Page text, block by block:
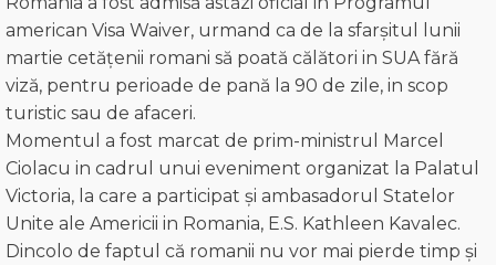
american Visa Waiver, urmand ca de la sfarșitul lunii
martie cetățenii romani să poată călători in SUA fără
viză, pentru perioade de pană la 90 de zile, in scop
turistic sau de afaceri.
Momentul a fost marcat de prim-ministrul Marcel
Ciolacu in cadrul unui eveniment organizat la Palatul
Victoria, la care a participat și ambasadorul Statelor
Unite ale Americii in Romania, E.S. Kathleen Kavalec.
Dincolo de faptul că romanii nu vor mai pierde timp și